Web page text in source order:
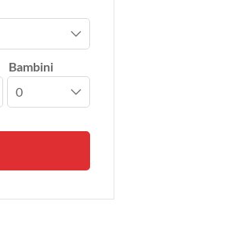
Bambini